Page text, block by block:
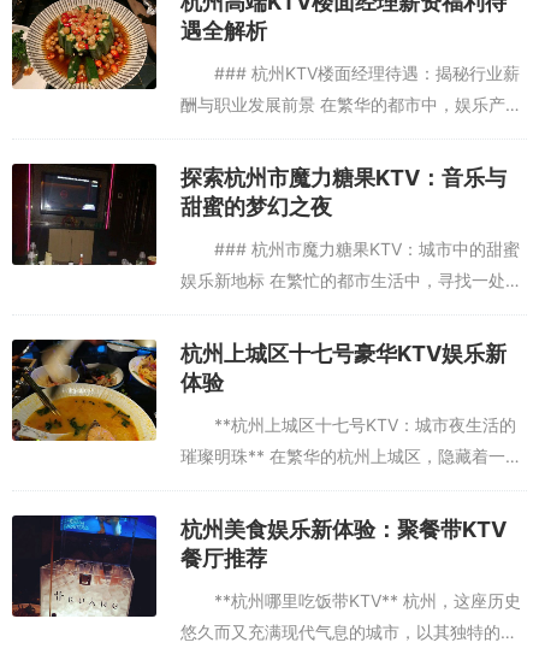
20。菜还是和原来的一样，这次...
遇全解析
### 杭州KTV楼面经理待遇：揭秘行业薪
酬与职业发展前景 在繁华的都市中，娱乐产业
蓬勃发展，其中KTV作为人们休闲娱乐的重要
场所，其管理层——楼面经理的角色愈发重
要。本文将深入探讨...
探索杭州市魔力糖果KTV：音乐与
甜蜜的梦幻之夜
### 杭州市魔力糖果KTV：城市中的甜蜜
娱乐新地标 在繁忙的都市生活中，寻找一处既
能放松身心又能与朋友家人共享欢乐的场所，
成为了许多人的小确幸。杭州市，这座历史悠
久而又充满活力的城...
杭州上城区十七号豪华KTV娱乐新
体验
**杭州上城区十七号KTV：城市夜生活的
璀璨明珠** 在繁华的杭州上城区，隐藏着一家
备受瞩目的娱乐场所——十七号KTV。这里不
仅是音乐爱好者的天堂，更是都市人放松心
情、享受夜生活的绝...
杭州美食娱乐新体验：聚餐带KTV
餐厅推荐
**杭州哪里吃饭带KTV** 杭州，这座历史
悠久而又充满现代气息的城市，以其独特的魅